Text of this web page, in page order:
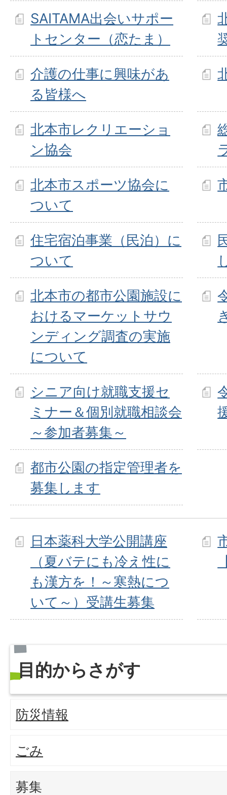
SAITAMA出会いサポー
トセンター（恋たま）
介護の仕事に興味があ
る皆様へ
北本市レクリエーショ
ン協会
北本市スポーツ協会に
ついて
住宅宿泊事業（民泊）に
ついて
北本市の都市公園施設に
おけるマーケットサウ
ンディング調査の実施
について
シニア向け就職支援セ
ミナー＆個別就職相談会
～参加者募集～
都市公園の指定管理者を
募集します
日本薬科大学公開講座
（夏バテにも冷え性に
も漢方を！～寒熱につ
いて～）受講生募集
目的からさがす
防災情報
ごみ
募集